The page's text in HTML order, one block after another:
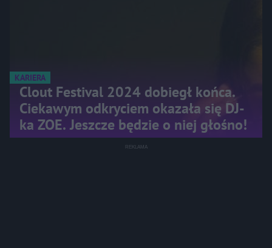
KARIERA
Clout Festival 2024 dobiegł końca.
Ciekawym odkryciem okazała się DJ-
ka ZOE. Jeszcze będzie o niej głośno!